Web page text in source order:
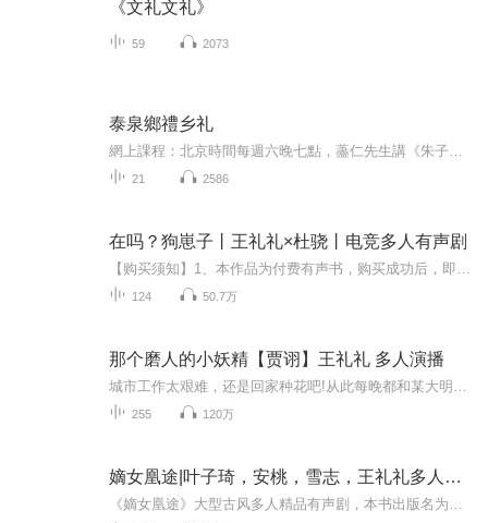
《文礼文礼》
59 2073
泰泉鄉禮乡礼
21 2586
在吗？狗崽子丨王礼礼×杜骁丨电竞多人有声剧
124 50.7万
那个磨人的小妖精【贾诩】王礼礼 多人演播
255 120万
嫡女凰途|叶子琦，安桃，雪志，王礼礼多人精品有声剧